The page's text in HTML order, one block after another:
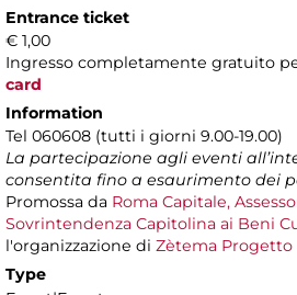
Entrance ticket
€ 1,00
Ingresso completamente gratuito
card
Information
Tel 060608 (tutti i giorni 9.00-19.00)
La partecipazione agli eventi
consentita fino a esaurimento dei
Promossa da Roma Capitale,
Sovrintendenza Capitolina ai Beni
l'organizzazione di Zètema Progetto
Type